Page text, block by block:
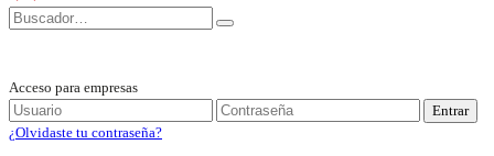
Acceso para empresas
Entrar
¿Olvidaste tu contraseña?